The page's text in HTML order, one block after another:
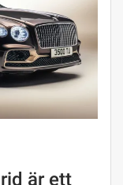
är ett